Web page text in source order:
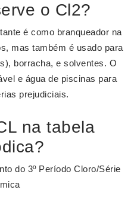
o Cl2?
é como branqueador na
mas também é usado para
borracha, e solventes. O
e água de piscinas para
prejudiciais.
na tabela
do 3º Período Cloro/Série